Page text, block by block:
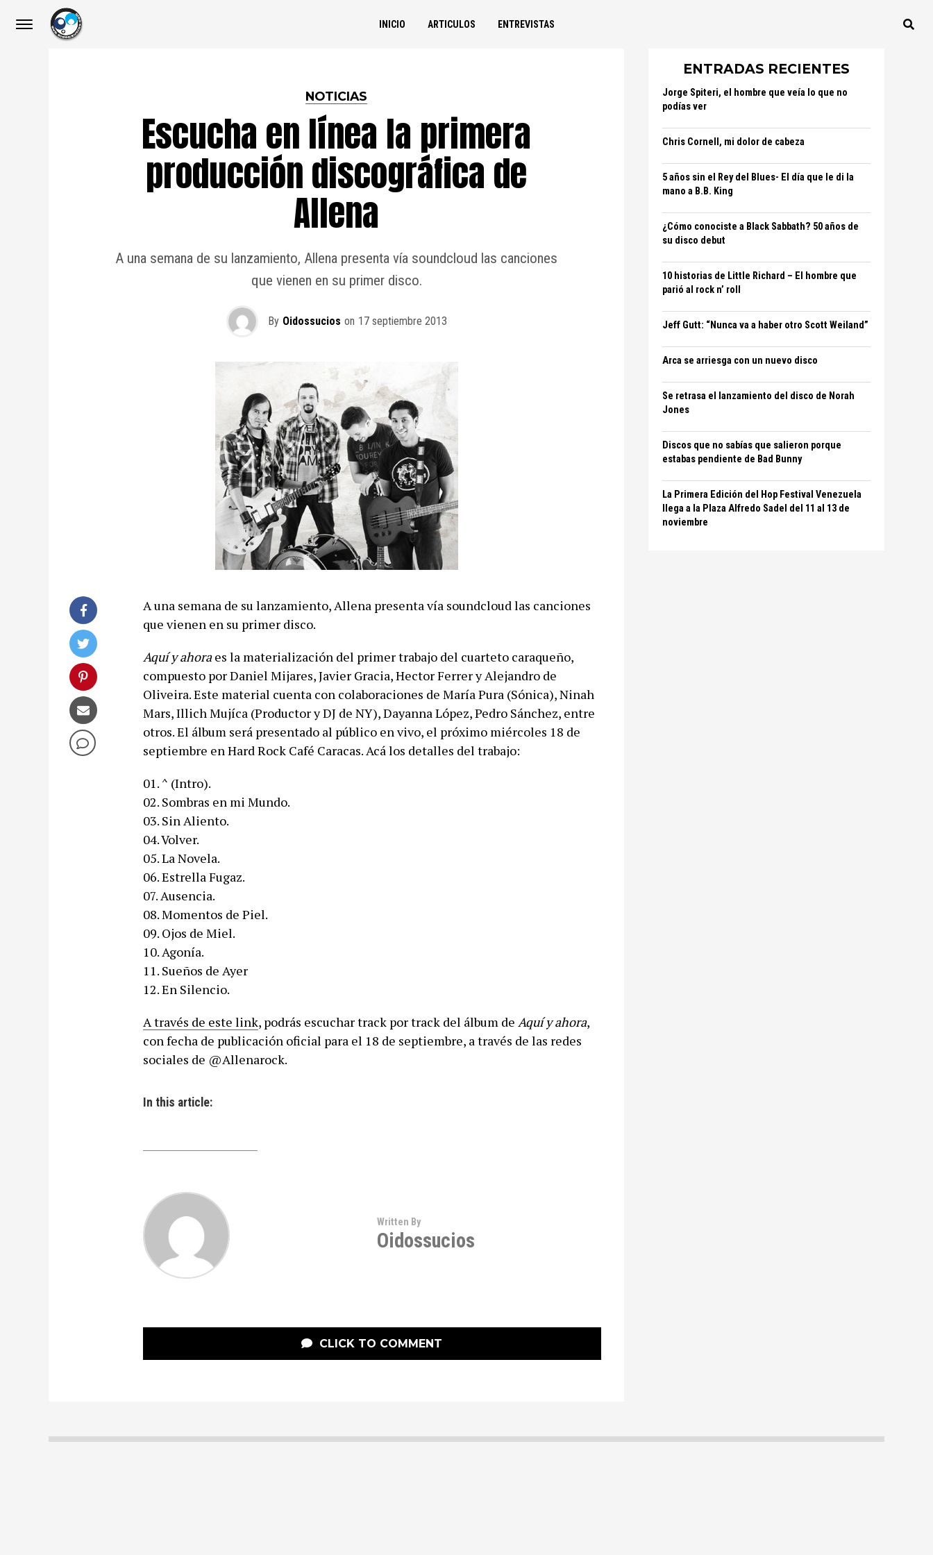
INICIO ARTICULOS ENTREVISTAS
NOTICIAS
Escucha en línea la primera
producción discográfica de
Allena
A una semana de su lanzamiento, Allena presenta vía soundcloud las canciones
que vienen en su primer disco.
By Oidossucios on 17 septiembre 2013
A una semana de su lanzamiento, Allena presenta vía soundcloud las canciones
que vienen en su primer disco.
Aquí y ahoraes la materialización del primer trabajo del cuarteto caraqueño,
compuesto por Daniel Mijares, Javier Gracia, Hector Ferrer y Alejandro de
Oliveira. Este material cuenta con colaboraciones de María Pura (Sónica), Ninah
Mars, Illich Mujíca (Productor y DJ de NY), Dayanna López, Pedro Sánchez, entre
otros. El álbum será presentado al público en vivo, el próximo miércoles 18 de
septiembre en Hard Rock Café Caracas. Acá los detalles del trabajo:
01. ^ (Intro).
02. Sombras en mi Mundo.
03. Sin Aliento.
04. Volver.
05. La Novela.
06. Estrella Fugaz.
07. Ausencia.
08. Momentos de Piel.
09. Ojos de Miel.
10. Agonía.
11. Sueños de Ayer
12. En Silencio.
A través de este link, podrás escuchar track por track del álbum de Aquí y ahora,
con fecha de publicación oficial para el 18 de septiembre, a través de las redes
sociales de @Allenarock.
In this article:
Written By
Oidossucios
CLICK TO COMMENT
ENTRADAS RECIENTES
Jorge Spiteri, el hombre que veía lo que no
podías ver
Chris Cornell, mi dolor de cabeza
5 años sin el Rey del Blues- El día que le di la
mano a B.B. King
¿Cómo conociste a Black Sabbath? 50 años de
su disco debut
10 historias de Little Richard – El hombre que
parió al rock n’ roll
Jeff Gutt: “Nunca va a haber otro Scott Weiland”
Arca se arriesga con un nuevo disco
Se retrasa el lanzamiento del disco de Norah
Jones
Discos que no sabías que salieron porque
estabas pendiente de Bad Bunny
La Primera Edición del Hop Festival Venezuela
llega a la Plaza Alfredo Sadel del 11 al 13 de
noviembre